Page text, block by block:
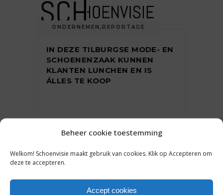
Beheer cookie toestemming
Welkom! Schoenvisie maakt gebruik van cookies. Klik op Accepteren om
deze te accepteren.
Accept cookies
ONDERNEMEN , REPORTAGE
IN DEZE TILBURGSE MODE- EN
SCHOENENZAAK KUNNEN
KLANTEN LUNCHEN EN IS
ÁLLES TE KOOP
31 maart 2023
ONDERNEMEN,REPORTAGE